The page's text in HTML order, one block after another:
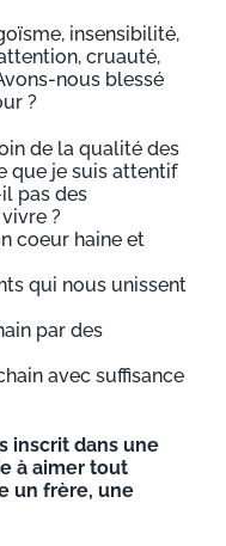
insensibilité,
cruauté,
nous blessé
?
de la qualité des
que je suis attentif
pas des
?
coeur haine et
qui nous unissent
par des
avec suffisance
inscrit dans une
à aimer tout
un frère, une